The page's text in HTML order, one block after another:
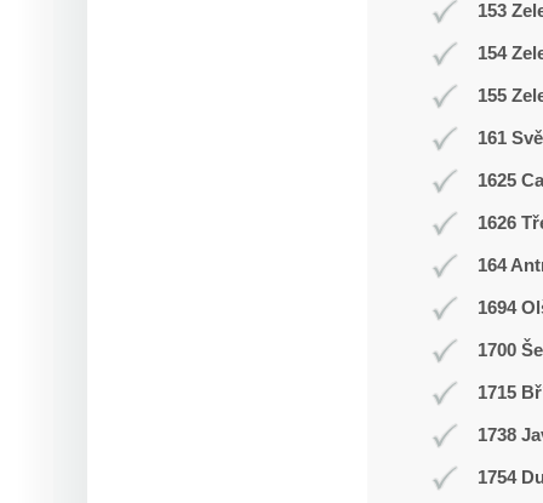
153
154
155
161
1625
1626
164
1694
1700
1715
1738
1754